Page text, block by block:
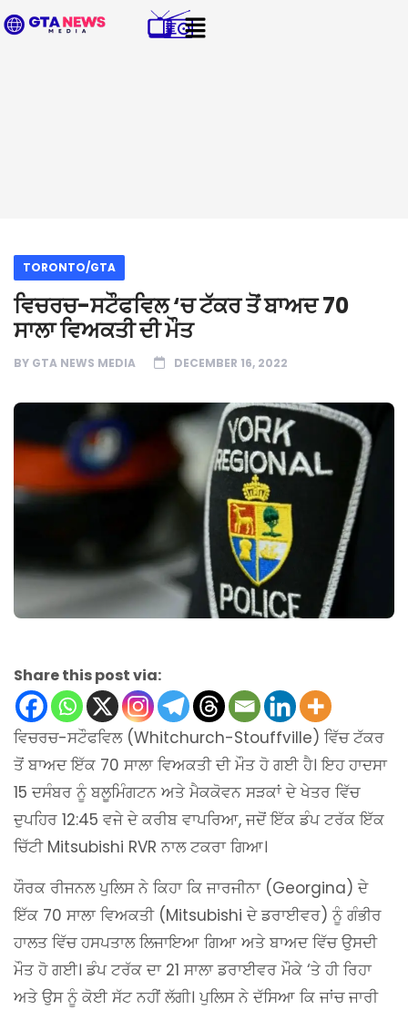
TORONTO/GTA
ਵਿਚਰਚ-ਸਟੌਫਵਿਲ ‘ਚ ਟੱਕਰ ਤੋਂ ਬਾਅਦ 70
ਸਾਲਾ ਵਿਅਕਤੀ ਦੀ ਮੌਤ
BY GTA NEWS MEDIA DECEMBER 16, 2022
Share this post via:
ਵਿਚਰਚ-ਸਟੌਫਵਿਲ (Whitchurch-Stouffville) ਵਿੱਚ ਟੱਕਰ
ਤੋਂ ਬਾਅਦ ਇੱਕ 70 ਸਾਲਾ ਵਿਅਕਤੀ ਦੀ ਮੌਤ ਹੋ ਗਈ ਹੈ। ਇਹ ਹਾਦਸਾ
15 ਦਸੰਬਰ ਨੂੰ ਬਲੂਮਿੰਗਟਨ ਅਤੇ ਮੈਕਕੋਵਨ ਸੜਕਾਂ ਦੇ ਖੇਤਰ ਵਿੱਚ
ਦੁਪਹਿਰ 12:45 ਵਜੇ ਦੇ ਕਰੀਬ ਵਾਪਰਿਆ, ਜਦੋਂ ਇੱਕ ਡੰਪ ਟਰੱਕ ਇੱਕ
ਚਿੱਟੀ Mitsubishi RVR ਨਾਲ ਟਕਰਾ ਗਿਆ।
ਯੌਰਕ ਰੀਜਨਲ ਪੁਲਿਸ ਨੇ ਕਿਹਾ ਕਿ ਜਾਰਜੀਨਾ (Georgina) ਦੇ
ਇੱਕ 70 ਸਾਲਾ ਵਿਅਕਤੀ (Mitsubishi ਦੇ ਡਰਾਈਵਰ) ਨੂੰ ਗੰਭੀਰ
ਹਾਲਤ ਵਿੱਚ ਹਸਪਤਾਲ ਲਿਜਾਇਆ ਗਿਆ ਅਤੇ ਬਾਅਦ ਵਿੱਚ ਉਸਦੀ
ਮੌਤ ਹੋ ਗਈ। ਡੰਪ ਟਰੱਕ ਦਾ 21 ਸਾਲਾ ਡਰਾਈਵਰ ਮੌਕੇ ‘ਤੇ ਹੀ ਰਿਹਾ
ਅਤੇ ਉਸ ਨੂੰ ਕੋਈ ਸੱਟ ਨਹੀਂ ਲੱਗੀ। ਪੁਲਿਸ ਨੇ ਦੱਸਿਆ ਕਿ ਜਾਂਚ ਜਾਰੀ